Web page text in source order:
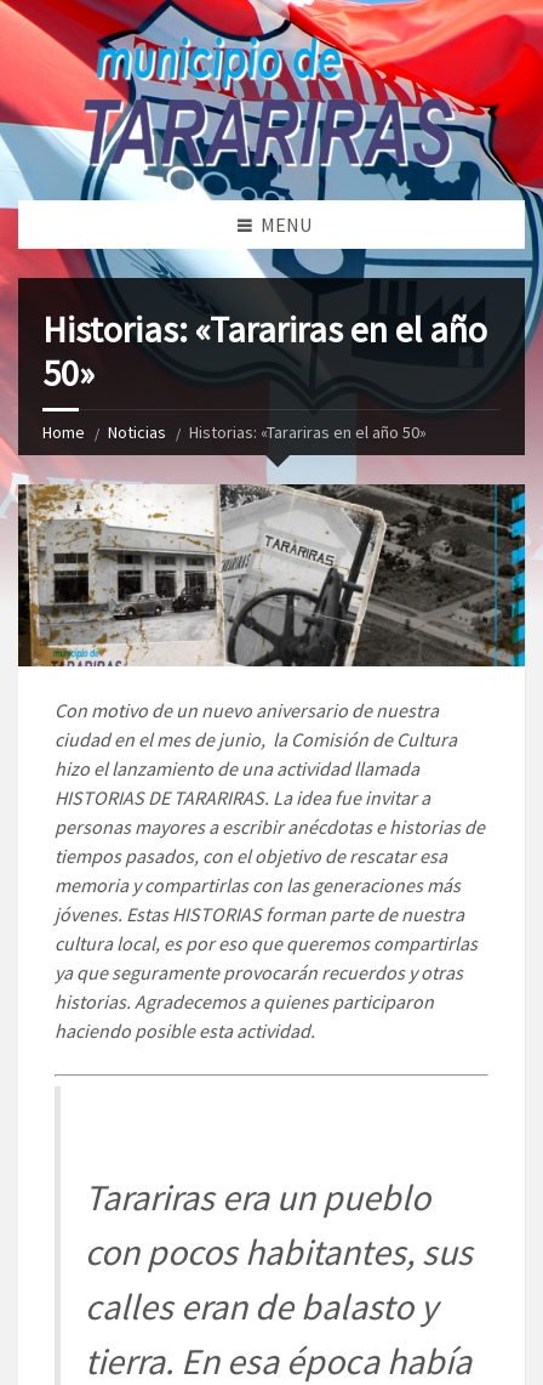
MENU
Historias: «Tarariras en el año
50»
Home Noticias Historias: «Tarariras en el año 50»
Con motivo de un nuevo aniversario de nuestra
ciudad en el mes de junio, la Comisión de Cultura
hizo el lanzamiento de una actividad llamada
HISTORIAS DE TARARIRAS. La idea fue invitar a
personas mayores a escribir anécdotas e historias de
tiempos pasados, con el objetivo de rescatar esa
memoria y compartirlas con las generaciones más
jóvenes. Estas HISTORIAS forman parte de nuestra
cultura local, es por eso que queremos compartirlas
ya que seguramente provocarán recuerdos y otras
historias. Agradecemos a quienes participaron
haciendo posible esta actividad.
Tarariras era un pueblo
con pocos habitantes, sus
calles eran de balasto y
tierra. En esa época había